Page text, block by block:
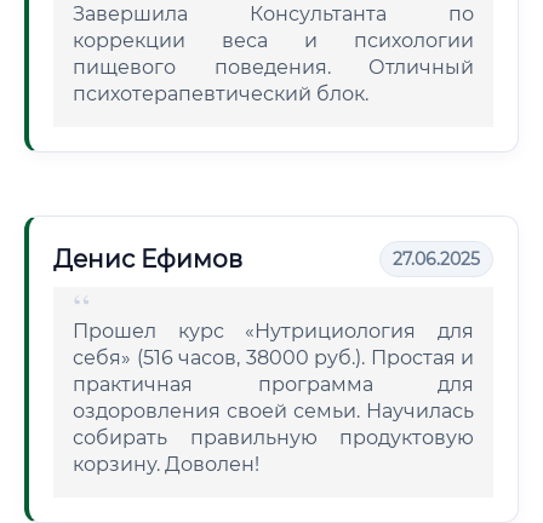
Завершила Консультанта по
коррекции веса и психологии
пищевого поведения. Отличный
психотерапевтический блок.
Денис Ефимов 27.06.2025
Прошел курс «Нутрициология для
себя» (516 часов, 38000 руб.). Простая и
практичная программа для
оздоровления своей семьи. Научилась
собирать правильную продуктовую
корзину. Доволен!